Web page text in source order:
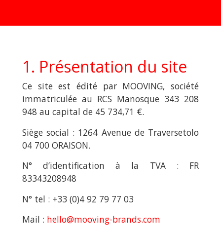
1. Présentation du site
Ce site est édité par MOOVING, société
immatriculée au RCS Manosque 343 208
948 au capital de 45 734,71 €.
Siège social : 1264 Avenue de Traversetolo
04 700 ORAISON.
N° d’identification à la TVA : FR
83343208948
N° tel : +33 (0)4 92 79 77 03
Mail : hello@mooving-brands.com